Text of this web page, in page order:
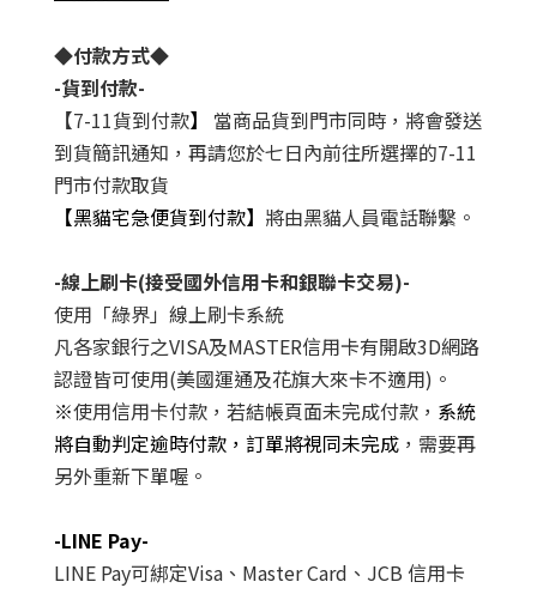
◆付款方式◆
-貨到付款-
【7-11貨到付款】
當商品貨到門市同時，將會發送
到貨簡訊通知，再請您於七日內前往所選擇的7-11
門市付款取貨
【黑貓宅急便貨到付款】 將由黑貓人員電話聯繫。
-線上刷卡(接受國外信用卡和銀聯卡交易)-
使用「綠界」線上刷卡系統
凡各家銀行之VISA及MASTER信用卡有開啟3D網路
認證皆可使用(美國運通及花旗大來卡不適用)。
※使用信用卡付款，若結帳頁面未完成付款， 系統
將自動判定逾時付款，訂單將視同未完成 ，需要再
另外重新下單喔。
-LINE Pay-
LINE Pay可綁定Visa、Master Card、JCB 信用卡